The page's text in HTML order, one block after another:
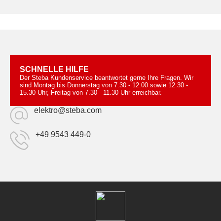
SCHNELLE HILFE
Der Steba Kundenservice beantwortet gerne Ihre Fragen. Wir
sind Montag bis Donnerstag von 7.30 - 12.00 sowie 12.30 -
15.30 Uhr, Freitag von 7.30 - 11.30 Uhr erreichbar.
elektro@steba.com
+49 9543 449-0